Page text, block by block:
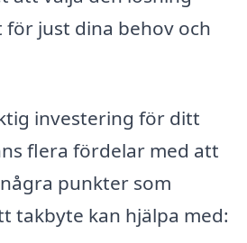
för just dina behov och
investering för ditt
flera fördelar med att
punkter som
takbyte kan hjälpa med: